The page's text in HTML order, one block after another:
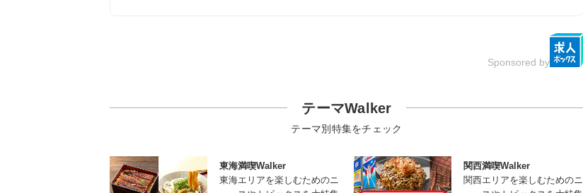
Sponsored by
テーマWalker
テーマ別特集をチェック
東海満喫Walker
東海エリアを楽しむためのニ
関西満喫Walker
関西エリアを楽しむためのニ